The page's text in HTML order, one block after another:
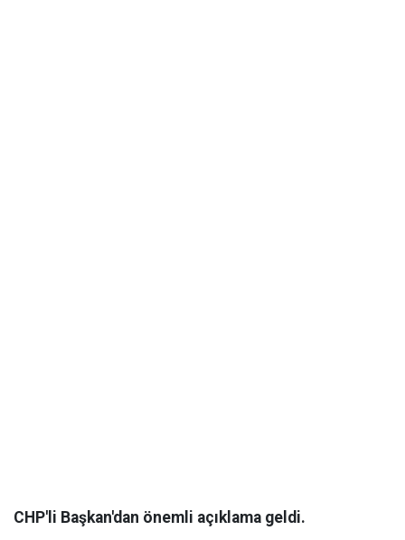
CHP'li Başkan'dan önemli açıklama geldi.